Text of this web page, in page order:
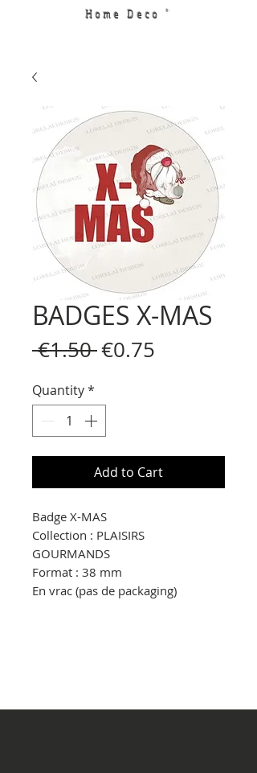
Home Deco "
BADGES X-MAS
€1.50 Regular
€0.75
Quantity*
Add to Cart
Badge X-MAS
Collection : PLAISIRS
GOURMANDS
Format : 38 mm
En vrac (pas de packaging)